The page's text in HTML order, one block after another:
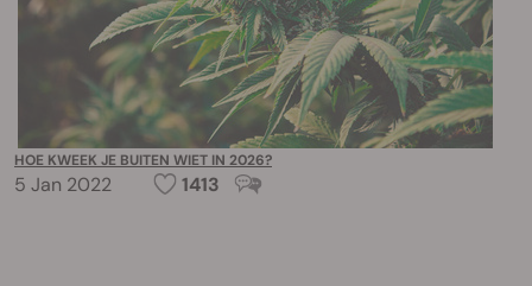
HOE KWEEK JE BUITEN WIET IN 2026?
5 Jan 2022 1413